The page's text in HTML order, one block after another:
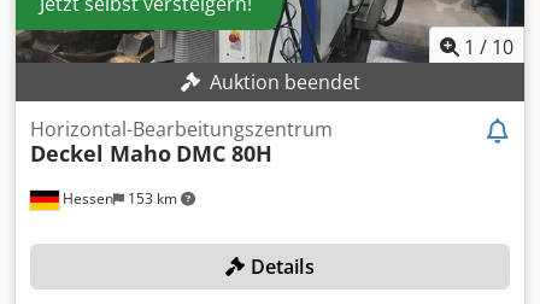
Betriebsart 4 Werkzeugbruchkontrolle
1 / 10
Auktion beendet
Hessen 153 km
Horizontal-Bearbeitungszentrum
Deckel Maho DMC 80H
Details